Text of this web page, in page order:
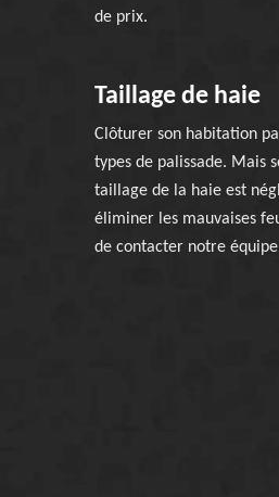
de prix.
Taillage de haie
Clôturer son habitation
types de palissade. Mais
taillage de la haie est
éliminer les mauvaises
de contacter notre